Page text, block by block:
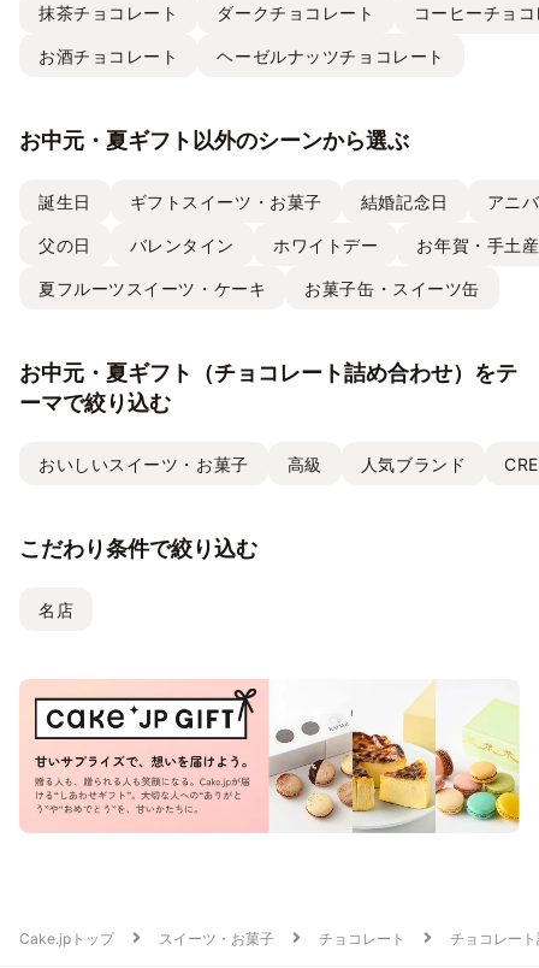
抹茶チョコレート ダークチョコレート コーヒーチョ
お酒チョコレート ヘーゼルナッツチョコレート
お中元・夏ギフト以外のシーンから選ぶ
誕生日 ギフトスイーツ・お菓子 結婚記念日 アニ
父の日 バレンタイン ホワイトデー お年賀・手土産
夏フルーツスイーツ・ケーキ お菓子缶・スイーツ缶
お中元・夏ギフト（チョコレート詰め合わせ）をテ
ーマで絞り込む
おいしいスイーツ・お菓子 高級 人気ブランド
こだわり条件で絞り込む
名店
Cake.jpトップ スイーツ・お菓子 チョコレート チョコレー